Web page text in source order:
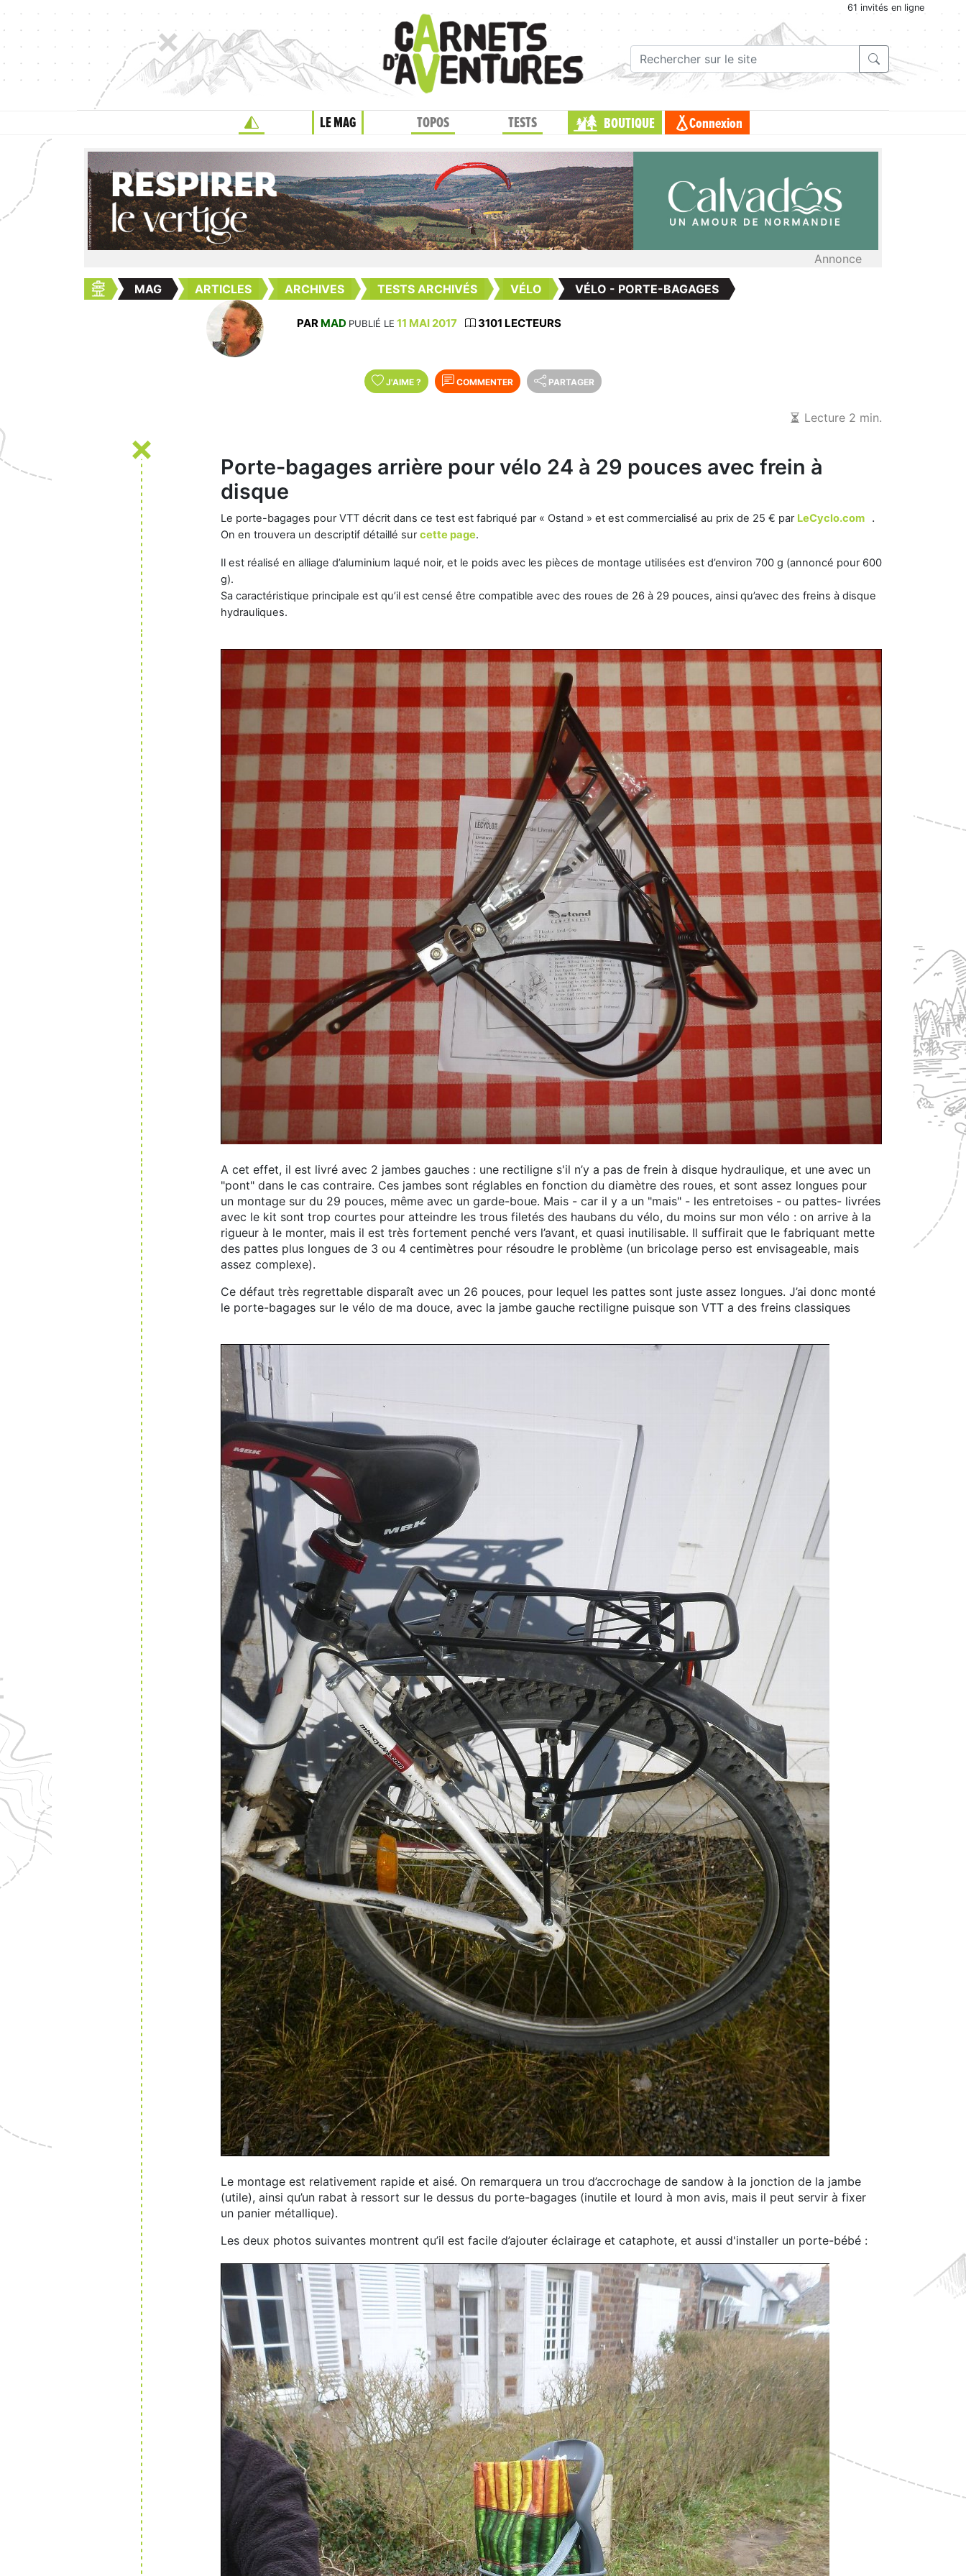
61 invités en ligne
LE MAG TOPOS TESTS BOUTIQUE Connexion
Annonce
MAG ARTICLES ARCHIVES TESTS ARCHIVÉS VÉLO VÉLO - PORTE-BAGAGES
PAR MAD PUBLIÉ LE 11 MAI 2017 3101 LECTEURS
J'AIME ? COMMENTER PARTAGER
Lecture 2 min.
Porte-bagages arrière pour vélo 24 à 29 pouces avec frein à
disque
Le porte-bagages pour VTT décrit dans ce test est fabriqué par « Ostand » et est commercialisé au prix de 25 € par LeCyclo.com .
On en trouvera un descriptif détaillé surcette page.
Il est réalisé en alliage d’aluminium laqué noir, et le poids avec les pièces de montage utilisées est d’environ 700 g (annoncé pour 600
g).
Sa caractéristique principale est qu’il est censé être compatible avec des roues de 26 à 29 pouces, ainsi qu’avec des freins à disque
hydrauliques.
A cet effet, il est livré avec 2 jambes gauches : une rectiligne s'il n’y a pas de frein à disque hydraulique, et une avec un
"pont" dans le cas contraire. Ces jambes sont réglables en fonction du diamètre des roues, et sont assez longues pour
un montage sur du 29 pouces, même avec un garde-boue. Mais - car il y a un "mais" - les entretoises - ou pattes- livrées
avec le kit sont trop courtes pour atteindre les trous filetés des haubans du vélo, du moins sur mon vélo : on arrive à la
rigueur à le monter, mais il est très fortement penché vers l’avant, et quasi inutilisable. Il suffirait que le fabriquant mette
des pattes plus longues de 3 ou 4 centimètres pour résoudre le problème (un bricolage perso est envisageable, mais
assez complexe).
Ce défaut très regrettable disparaît avec un 26 pouces, pour lequel les pattes sont juste assez longues. J’ai donc monté
le porte-bagages sur le vélo de ma douce, avec la jambe gauche rectiligne puisque son VTT a des freins classiques
Le montage est relativement rapide et aisé. On remarquera un trou d’accrochage de sandow à la jonction de la jambe
(utile), ainsi qu’un rabat à ressort sur le dessus du porte-bagages (inutile et lourd à mon avis, mais il peut servir à fixer
un panier métallique).
Les deux photos suivantes montrent qu’il est facile d’ajouter éclairage et cataphote, et aussi d'installer un porte-bébé :